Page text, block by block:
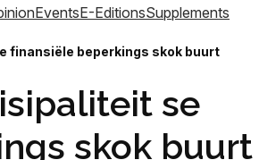
EventsE-EditionsSupplements
finansiële beperkings skok buurt
se
skok buurt